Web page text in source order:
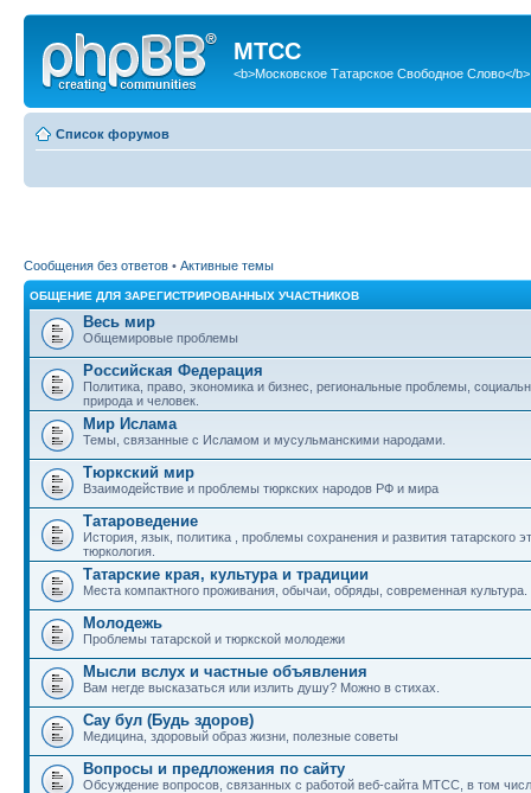
МТСС
<b>Московское Татарское Свободное Слово</b>
Список форумов
Сообщения без ответов • Активные темы
ОБЩЕНИЕ ДЛЯ ЗАРЕГИСТРИРОВАННЫХ УЧАСТНИКОВ
Весь мир
Общемировые проблемы
Российская Федерация
Политика, право, экономика и бизнес, региональные проблемы,
природа и человек.
Мир Ислама
Темы, связанные с Исламом и мусульманскими народами.
Тюркский мир
Взаимодействие и проблемы тюркских народов РФ и мира
Татароведение
История, язык, политика , проблемы сохранения и развития татарского
тюркология.
Татарские края, культура и традиции
Места компактного проживания, обычаи, обряды, современная культура.
Молодежь
Проблемы татарской и тюркской молодежи
Мысли вслух и частные объявления
Вам негде высказаться или излить душу? Можно в стихах.
Сау бул (Будь здоров)
Медицина, здоровый образ жизни, полезные советы
Вопросы и предложения по сайту
Обсуждение вопросов, связанных с работой веб-сайта МТСС, в том